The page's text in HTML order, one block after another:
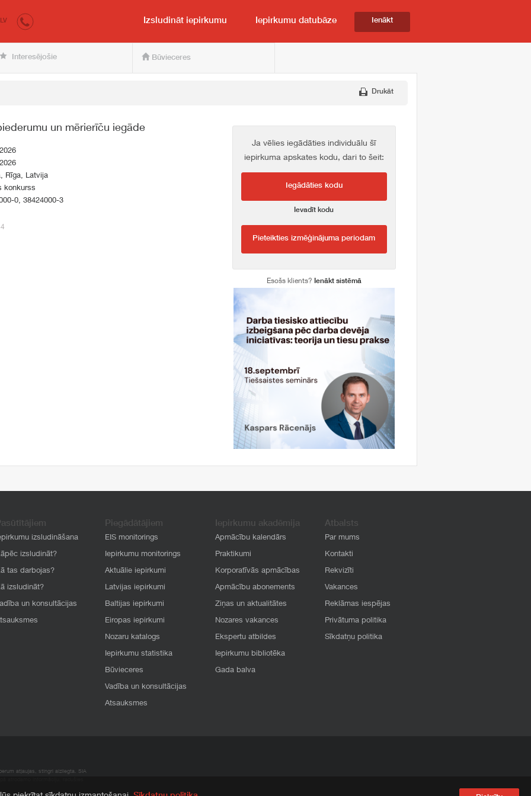
pircējam un pārdevējam
LV Izsludināt iepirkumu Iepirkumu datubāze Ienākt
Interesējošie Būvieceres
Drukāt
un mērierīču iegāde
Rīga, Latvija
konkurss
0, 38424000-3
Ja vēlies iegādāties individuālu šī
iepirkuma apskates kodu, dari to šeit:
Iegādāties kodu
Ievadīt kodu
Pieteikties izmēģinājuma periodam
Esošs klients? Ienākt sistēmā
izsludināšana
izsludināt?
tas darbojas?
izsludināt?
un konsultācijas
Piegādātājiem
EIS monitorings
Iepirkumu monitorings
Aktuālie iepirkumi
Latvijas iepirkumi
Baltijas iepirkumi
Eiropas iepirkumi
Nozaru katalogs
Iepirkumu statistika
Būvieceres
Vadība un konsultācijas
Atsauksmes
Iepirkumu akadēmija
Apmācību kalendārs
Praktikumi
Korporatīvās apmācības
Apmācību abonements
Ziņas un aktualitātes
Nozares vakances
Ekspertu atbildes
Iepirkumu bibliotēka
Gada balva
Atbalsts
Par mums
Kontakti
Rekvizīti
Vakances
Reklāmas iespējas
Privātuma politika
Sīkdatņu politika
atļaujas, stingri aizliegta. SIA